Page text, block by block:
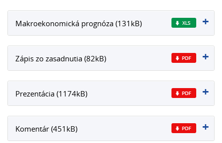
Makroekonomická prognóza (131kB)
Zápis zo zasadnutia (82kB)
Prezentácia (1174kB)
Komentár (451kB)